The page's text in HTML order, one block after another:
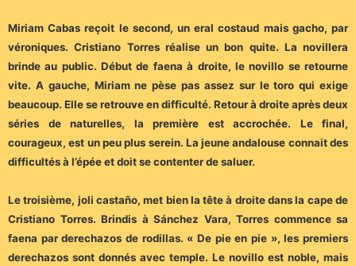
Miriam Cabas reçoit le second, un eral costaud mais gacho, par
véroniques. Cristiano Torres réalise un bon quite. La novillera
brinde au public. Début de faena à droite, le novillo se retourne
vite. A gauche, Miriam ne pèse pas assez sur le toro qui exige
beaucoup. Elle se retrouve en difficulté. Retour à droite après deux
séries de naturelles, la première est accrochée. Le final,
courageux, est un peu plus serein. La jeune andalouse connait des
difficultés à l’épée et doit se contenter de saluer.
Le troisième, joli castaño, met bien la tête à droite dans la cape de
Cristiano Torres. Brindis à Sánchez Vara, Torres commence sa
faena par derechazos de rodillas. « De pie en pie », les premiers
derechazos sont donnés avec temple. Le novillo est noble, mais